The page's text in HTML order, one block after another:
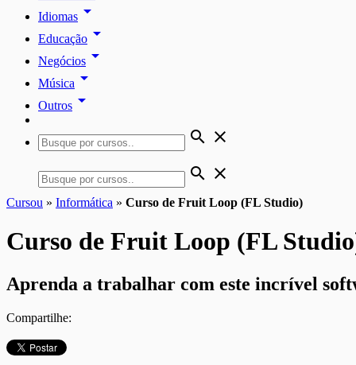
Idiomas arrow_drop_down
Educação arrow_drop_down
Negócios arrow_drop_down
Música arrow_drop_down
Outros arrow_drop_down
search close
search close
Cursou » Informática » Curso de Fruit Loop (FL Studio)
Curso de Fruit Loop (FL
Aprenda a trabalhar com este incrível
Compartilhe: